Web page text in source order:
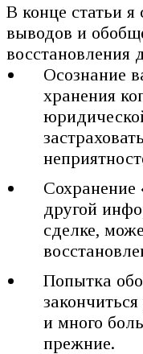
В конце статьи
выводов и
восстановления
Осознание
хранения
Сохранение
другой
сделке,
Попытка
и много
прежние.